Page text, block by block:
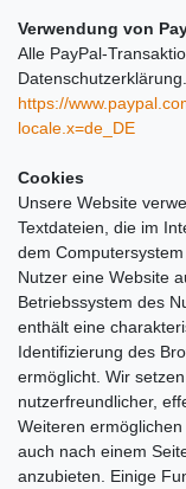
Verwendung von
Alle PayPal-
https://
locale.x=de_DE
Cookies
Unsere Website
Textdateien, die im
dem
Nutzer eine Website
Betriebssystem des
enthält eine
Identifizierung des
ermöglicht. Wir
nutzerfreundlicher,
Weiteren
auch nach einem
anzubieten. Einige